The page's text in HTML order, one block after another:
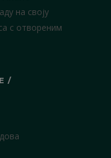
на своју
с отвореним
/